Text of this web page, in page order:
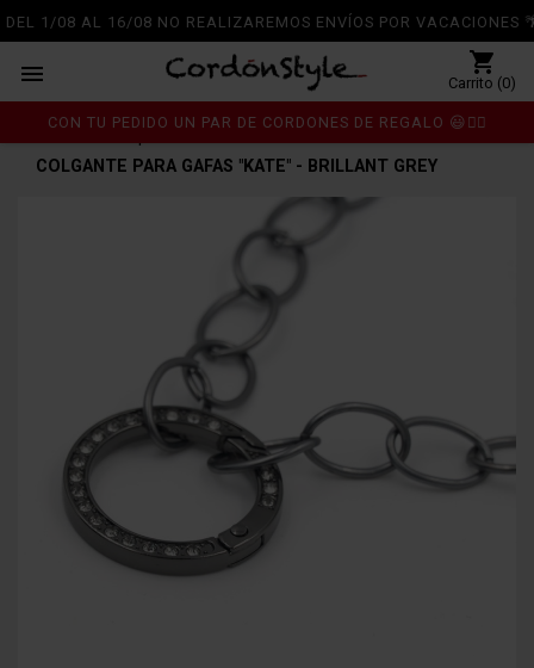
DEL 1/08 AL 16/08 NO REALIZAREMOS ENVÍOS POR VACACIONES
shopping_cart
Carrito (0)

CON TU PEDIDO UN PAR DE CORDONES DE REGALO 😃👍🏼
COLGANTE PARA GAFAS "KATE" - BRILLANT GREY